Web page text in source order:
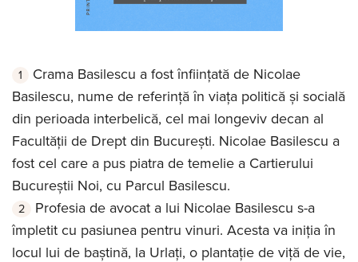
Crama Basilescu a fost înființată de Nicolae
Basilescu, nume de referință în viața politică și socială
din perioada interbelică, cel mai longeviv decan al
Facultății de Drept din București. Nicolae Basilescu a
fost cel care a pus piatra de temelie a Cartierului
Bucureștii Noi, cu Parcul Basilescu.
Profesia de avocat a lui Nicolae Basilescu s-a
împletit cu pasiunea pentru vinuri. Acesta va iniția în
locul lui de baștină, la Urlați, o plantație de viță de vie,